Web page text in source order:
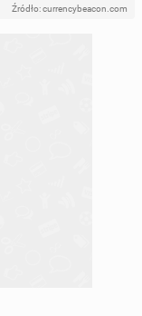
Źródło: currencybeacon.com